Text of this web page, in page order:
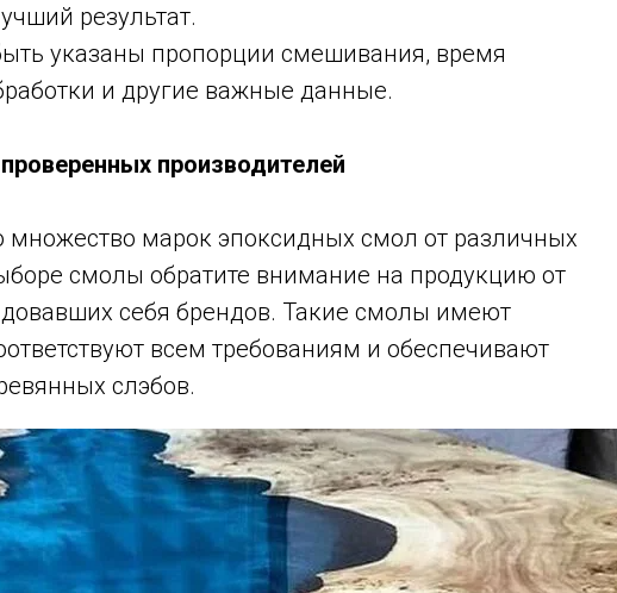
результат.
указаны пропорции смешивания, время
и другие важные данные.
производителей
множество марок эпоксидных смол от различных
смолы обратите внимание на продукцию от
себя брендов. Такие смолы имеют
всем требованиям и обеспечивают
слэбов.